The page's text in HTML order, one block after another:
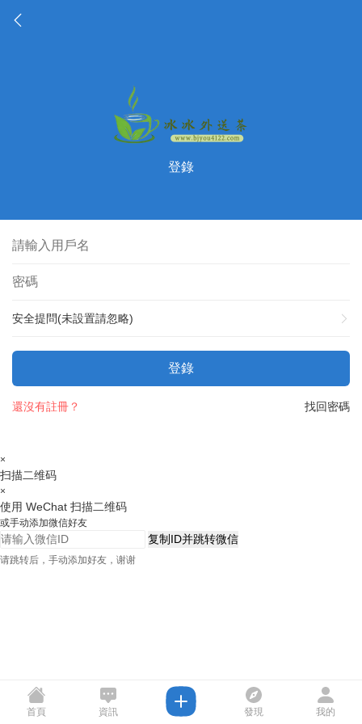
登錄
安全提問(未設置請忽略)
登錄
找回密碼
還沒有註冊？
×
扫描二维码
×
使用 WeChat 扫描二维码
或手动添加微信好友
复制ID并跳转微信
请跳转后，手动添加好友，谢谢
首頁 資訊 發現 我的